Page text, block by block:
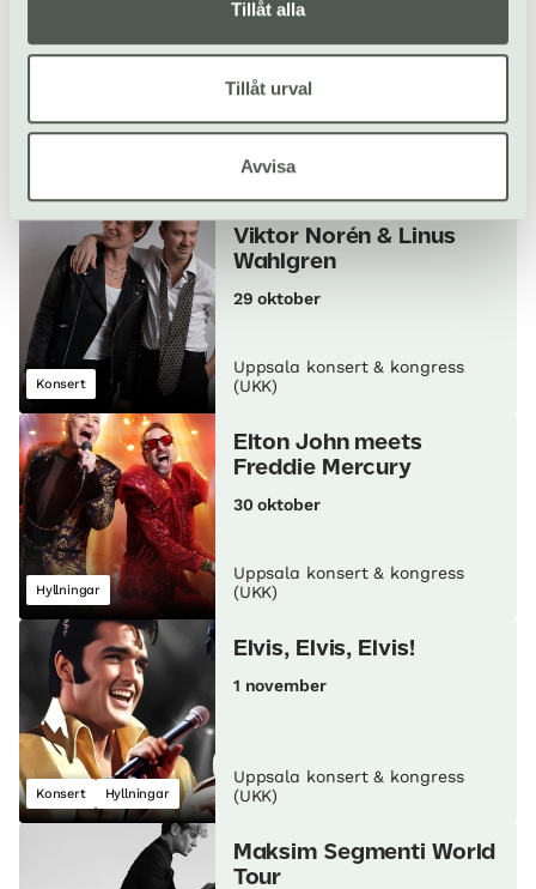
Tillåt alla
Tillåt urval
Avvisa
med hemliga gäster
24 oktober
Uppsala konsert & kongress
(UKK)
Konsert
Viktor Norén & Linus
Wahlgren
29 oktober
Uppsala konsert & kongress
(UKK)
Hyllningar
Elton John meets
Freddie Mercury
30 oktober
Uppsala konsert & kongress
(UKK)
Konsert Hyllningar
Elvis, Elvis, Elvis!
1 november
Uppsala konsert & kongress
(UKK)
Maksim Segmenti World
Tour